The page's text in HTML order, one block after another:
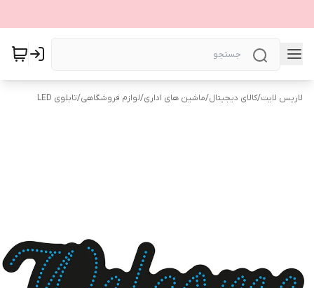
لاریس لایت/کالای دیجیتال/ماشین های اداری/لوازم فروشگاهی/تابلوی LED